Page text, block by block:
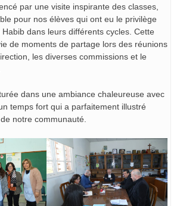
par une visite inspirante des classes,
pour nos élèves qui ont eu le privilège
dans leurs différents cycles. Cette
de moments de partage lors des réunions
les diverses commissions et le
dans une ambiance chaleureuse avec
temps fort qui a parfaitement illustré
notre communauté.